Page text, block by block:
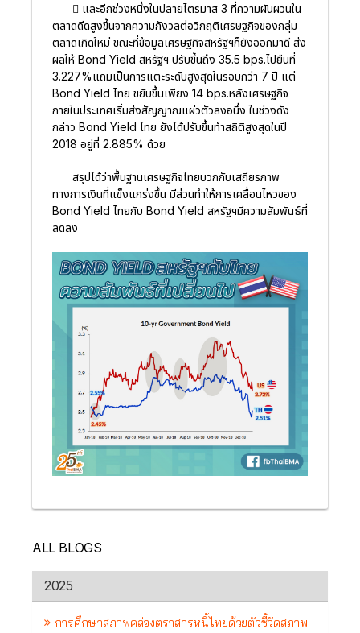
 และอีกช่วงหนึ่งในปลายไตรมาส 3 ที่ความผันผวนใน
ตลาดดีดสูงขึ้นจากความกังวลต่อวิกฤติเศรษฐกิจของกลุ่ม
ตลาดเกิดใหม่ ขณะที่ข้อมูลเศรษฐกิจสหรัฐฯก็ยังออกมาดี ส่ง
ผลให้ Bond Yield สหรัฐฯ ปรับขึ้นถึง 35.5 bps.ไปยืนที่
3.227%แถมเป็นการแตะระดับสูงสุดในรอบกว่า 7 ปี แต่
Bond Yield ไทย ขยับขึ้นเพียง 14 bps.หลังเศรษฐกิจ
ภายในประเทศเริ่มส่งสัญญาณแผ่วตัวลงอนึ่ง ในช่วงดัง
กล่าว Bond Yield ไทย ยังได้ปรับขึ้นทำสถิติสูงสุดในปี
2018 อยู่ที่ 2.885% ด้วย
สรุปได้ว่าพื้นฐานเศรษฐกิจไทยบวกกับเสถียรภาพ
ทางการเงินที่แข็งแกร่งขึ้น มีส่วนทำให้การเคลื่อนไหวของ
Bond Yield ไทยกับ Bond Yield สหรัฐฯมีความสัมพันธ์ที่
ลดลง
ALL BLOGS
2025
การศึกษาสภาพคล่องตราสารหนี้ไทยด้วยตัวชี้วัดสภาพ